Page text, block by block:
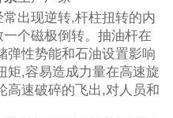
出现逆转,杆柱扭转的内
个磁极倒转。抽油杆在
弹性势能和石油设置影响
矩,容易造成力量在高速旋
高速破碎的飞出,对人员和